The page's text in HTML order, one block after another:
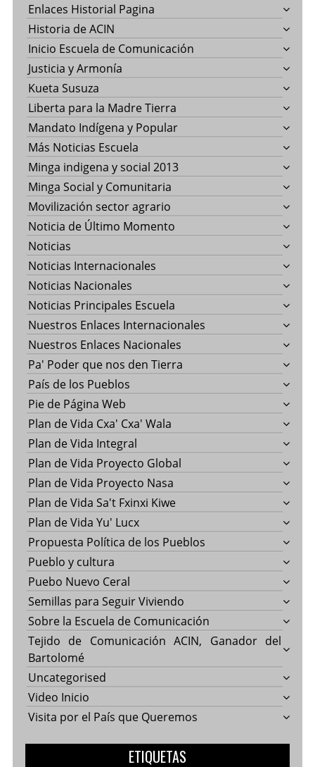
Enlaces Historial Pagina
Historia de ACIN
Inicio Escuela de Comunicación
Justicia y Armonía
Kueta Susuza
Liberta para la Madre Tierra
Mandato Indígena y Popular
Más Noticias Escuela
Minga indigena y social 2013
Minga Social y Comunitaria
Movilización sector agrario
Noticia de Último Momento
Noticias
Noticias Internacionales
Noticias Nacionales
Noticias Principales Escuela
Nuestros Enlaces Internacionales
Nuestros Enlaces Nacionales
Pa' Poder que nos den Tierra
País de los Pueblos
Pie de Página Web
Plan de Vida Cxa' Cxa' Wala
Plan de Vida Integral
Plan de Vida Proyecto Global
Plan de Vida Proyecto Nasa
Plan de Vida Sa't Fxinxi Kiwe
Plan de Vida Yu' Lucx
Propuesta Política de los Pueblos
Pueblo y cultura
Puebo Nuevo Ceral
Semillas para Seguir Viviendo
Sobre la Escuela de Comunicación
Tejido de Comunicación ACIN, Ganador del
Bartolomé
Uncategorised
Video Inicio
Visita por el País que Queremos
ETIQUETAS